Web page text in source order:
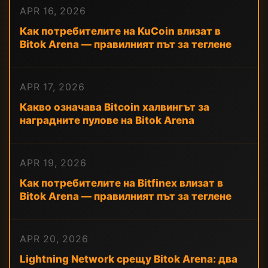
APR 16, 2026
Как потребителите на KuCoin влизат в
Bitok Arena — правилният път за теглене
APR 17, 2026
Какво означава Bitcoin халвингът за
наградните пулове на Bitok Arena
APR 19, 2026
Как потребителите на Bitfinex влизат в
Bitok Arena — правилният път за теглене
APR 20, 2026
Lightning Network срещу Bitok Arena: два